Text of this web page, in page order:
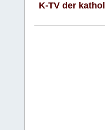
K-TV der